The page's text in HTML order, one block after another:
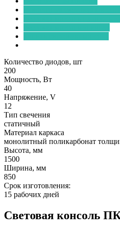
Количество диодов, шт
200
Мощность, Вт
40
Напряжение, V
12
Тип свечения
статичный
Материал каркаса
монолитный поликарбонат
Высота, мм
1500
Ширина, мм
850
Cрок изготовления:
15 рабочих дней
Световая консоль